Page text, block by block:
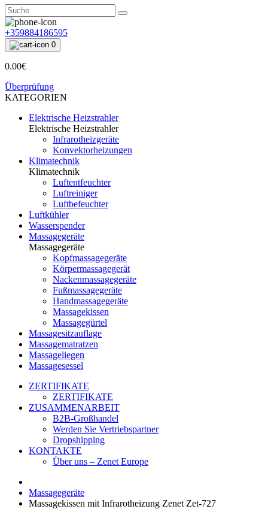
+359884186595
0
0.00€
Überprüfung
KATEGORIEN
Elektrische Heizstrahler
Elektrische Heizstrahler
Infrarotheizgeräte
Konvektorheizungen
Klimatechnik
Klimatechnik
Luftentfeuchter
Luftreiniger
Luftbefeuchter
Luftkühler
Wasserspender
Massagegeräte
Massagegeräte
Kopfmassagegeräte
Körpermassagegerät
Nackenmassagegeräte
Fußmassagegeräte
Handmassagegeräte
Massagekissen
Massagegürtel
Massagesitzauflage
Massagematratzen
Massageliegen
Massagesessel
ZERTIFIKATE
ZERTIFIKATE
ZUSAMMENARBEIT
B2B-Großhandel
Werden Sie Vertriebspartner
Dropshipping
KONTAKTE
Über uns – Zenet Europe
Massagegeräte
Massagekissen mit Infrarotheizung Zenet Zet-727